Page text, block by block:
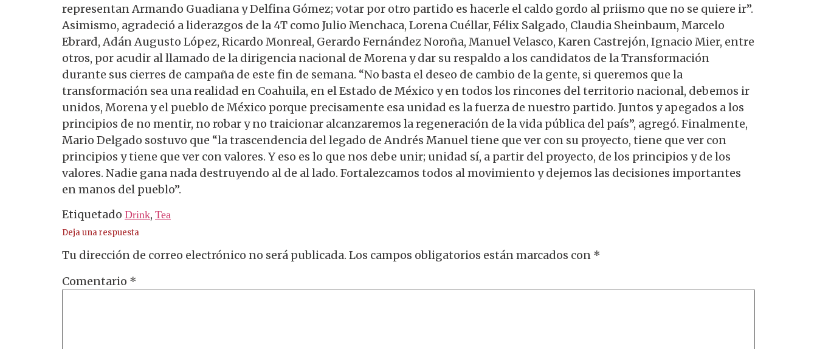
representan Armando Guadiana y Delfina Gómez; votar por otro partido es hacerle el caldo gordo al priismo que no se quiere ir”.
Asimismo, agradeció a liderazgos de la 4T como Julio Menchaca, Lorena Cuéllar, Félix Salgado, Claudia Sheinbaum, Marcelo
Ebrard, Adán Augusto López, Ricardo Monreal, Gerardo Fernández Noroña, Manuel Velasco, Karen Castrejón, Ignacio Mier, entre
otros, por acudir al llamado de la dirigencia nacional de Morena y dar su respaldo a los candidatos de la Transformación
durante sus cierres de campaña de este fin de semana. “No basta el deseo de cambio de la gente, si queremos que la
transformación sea una realidad en Coahuila, en el Estado de México y en todos los rincones del territorio nacional, debemos ir
unidos, Morena y el pueblo de México porque precisamente esa unidad es la fuerza de nuestro partido. Juntos y apegados a los
principios de no mentir, no robar y no traicionar alcanzaremos la regeneración de la vida pública del país”, agregó. Finalmente,
Mario Delgado sostuvo que “la trascendencia del legado de Andrés Manuel tiene que ver con su proyecto, tiene que ver con
principios y tiene que ver con valores. Y eso es lo que nos debe unir; unidad sí, a partir del proyecto, de los principios y de los
valores. Nadie gana nada destruyendo al de al lado. Fortalezcamos todos al movimiento y dejemos las decisiones importantes
en manos del pueblo”.
Etiquetado Drink, Tea
Deja una respuesta
Tu dirección de correo electrónico no será publicada. Los campos obligatorios están marcados con *
Comentario *